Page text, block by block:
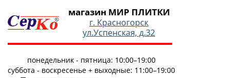
магазин МИР ПЛИТКИ
г. Красногорск
ул.Успенская, д.32
понедельник - пятница: 10:00–19:00
суббота - воскресенье + выходные: 11:00–19:00